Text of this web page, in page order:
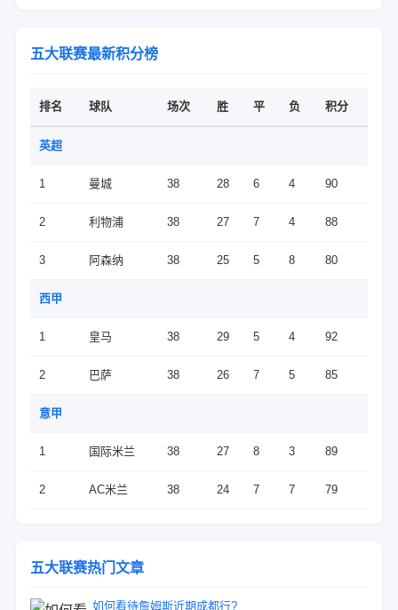
于保护球...
五大联赛最新积分榜
排名 球队 场次 胜 平 负 积分
英超
1 曼城 38 28 6 4 90
2 利物浦 38 27 7 4 88
3 阿森纳 38 25 5 8 80
西甲
1 皇马 38 29 5 4 92
2 巴萨 38 26 7 5 85
意甲
1 国际米兰 38 27 8 3 89
2 AC米兰 38 24 7 7 79
五大联赛热门文章
如何看待詹姆斯近期成都行?